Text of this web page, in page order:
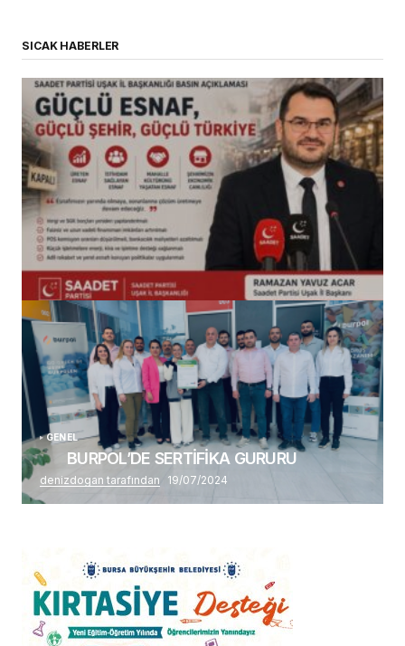
SICAK HABERLER
(başlıksız)
Alaattin Karahan tarafından 14/07/2026
GENEL
BURPOL’DE SERTİFİKA GURURU
denizdogan tarafından 19/07/2024